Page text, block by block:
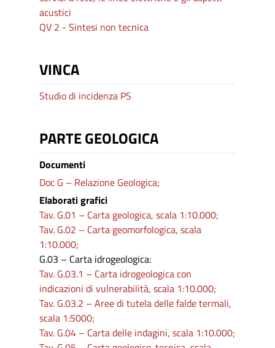
acustici
QV 2 - Sintesi non tecnica
VINCA
Studio di incidenza PS
PARTE GEOLOGICA
Documenti
Doc G – Relazione Geologica;
Elaborati grafici
Tav. G.01 – Carta geologica, scala 1:10.000;
Tav. G.02 – Carta geomorfologica, scala
1:10.000;
G.03 – Carta idrogeologica:
Tav. G.03.1 – Carta idrogeologica con
indicazioni di vulnerabilità, scala 1:10.000;
Tav. G.03.2 – Aree di tutela delle falde termali,
scala 1:5000;
Tav. G.04 – Carta delle indagini, scala 1:10.000;